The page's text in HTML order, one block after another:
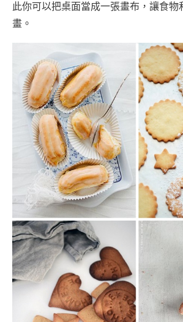
此你可以把桌面當成一張畫布，讓食物
畫。